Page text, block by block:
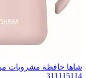
311115114